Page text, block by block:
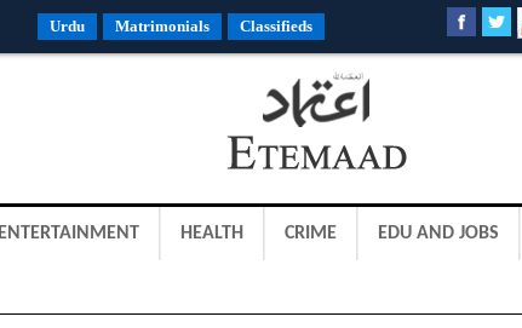
Urdu Matrimonials Classifieds
ENTERTAINMENT HEALTH CRIME EDU AND JOBS